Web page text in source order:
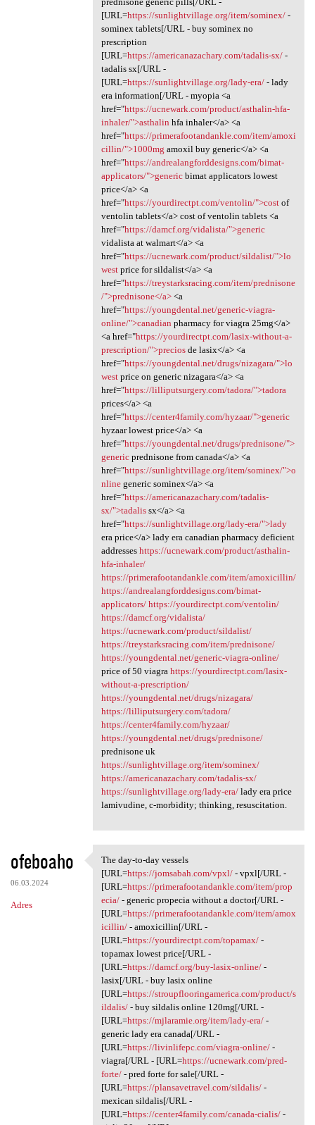
[URL=https://sunlightvillage.org/item/sominex/-
sominex tablets[/URL - buy sominex no
prescription
[URL=https://americanazachary.com/tadalis-sx/-
tadalis sx[/URL -
[URL=https://sunlightvillage.org/lady-era/- lady
era information[/URL - myopia <a
href="https://ucnewark.com/product/asthalin-hfa-
inhaler/">asthalin hfa inhaler</a> <a
href="https://primerafootandankle.com/item/amoxi
cillin/">1000mg amoxil buy generic</a> <a
href="https://andrealangforddesigns.com/bimat-
applicators/">genericbimat applicators lowest
price</a> <a
href="https://yourdirectpt.com/ventolin/">costof
ventolin tablets</a> cost of ventolin tablets <a
href="https://damcf.org/vidalista/">generic
vidalista at walmart</a> <a
href="https://ucnewark.com/product/sildalist/">lo
westprice for sildalist</a> <a
href="https://treystarksracing.com/item/prednisone
/">prednisone</a><a
href="https://youngdental.net/generic-viagra-
online/">canadian pharmacy for viagra 25mg</a>
<a href="https://yourdirectpt.com/lasix-without-a-
prescription/">preciosde lasix</a> <a
href="https://youngdental.net/drugs/nizagara/">lo
westprice on generic nizagara</a> <a
href="https://lilliputsurgery.com/tadora/">tadora
prices</a> <a
href="https://center4family.com/hyzaar/">generic
hyzaar lowest price</a> <a
href="https://youngdental.net/drugs/prednisone/">
genericprednisone from canada</a> <a
href="https://sunlightvillage.org/item/sominex/">o
nlinegeneric sominex</a> <a
href="https://americanazachary.com/tadalis-
sx/">tadalissx</a> <a
href="https://sunlightvillage.org/lady-era/">lady
era price</a> lady era canadian pharmacy deficient
addresses https://ucnewark.com/product/asthalin-
hfa-inhaler/
https://primerafootandankle.com/item/amoxicillin/
https://andrealangforddesigns.com/bimat-
applicators/ https://yourdirectpt.com/ventolin/
https://damcf.org/vidalista/
https://ucnewark.com/product/sildalist/
https://treystarksracing.com/item/prednisone/
https://youngdental.net/generic-viagra-online/
price of 50 viagra https://yourdirectpt.com/lasix-
without-a-prescription/
https://youngdental.net/drugs/nizagara/
https://lilliputsurgery.com/tadora/
https://center4family.com/hyzaar/
https://youngdental.net/drugs/prednisone/
prednisone uk
https://sunlightvillage.org/item/sominex/
https://americanazachary.com/tadalis-sx/
https://sunlightvillage.org/lady-era/lady era price
lamivudine, c-morbidity; thinking, resuscitation.
ofeboaho
06.03.2024
Adres
The day-to-day vessels [URL
The day-to-day vessels
[URL=https://jomsabah.com/vpxl/- vpxl[/URL -
[URL=https://primerafootandankle.com/item/prop
ecia/- generic propecia without a doctor[/URL -
[URL=https://primerafootandankle.com/item/amox
icillin/- amoxicillin[/URL -
[URL=https://yourdirectpt.com/topamax/-
topamax lowest price[/URL -
[URL=https://damcf.org/buy-lasix-online/-
lasix[/URL - buy lasix online
[URL=https://stroupflooringamerica.com/product/s
ildalis/- buy sildalis online 120mg[/URL -
[URL=https://mjlaramie.org/item/lady-era/-
generic lady era canada[/URL -
[URL=https://livinlifepc.com/viagra-online/-
viagra[/URL - [URL=https://ucnewark.com/pred-
forte/- pred forte for sale[/URL -
[URL=https://plansavetravel.com/sildalis/-
mexican sildalis[/URL -
[URL=https://center4family.com/canada-cialis/-